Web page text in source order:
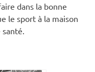
dans la bonne
le sport à la maison